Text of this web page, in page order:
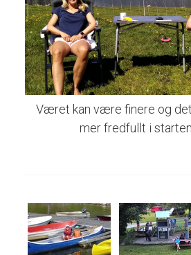
Været kan være finere og
mer fredfullt i